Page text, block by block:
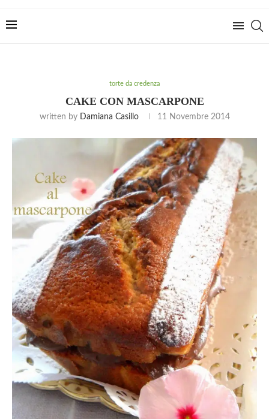
torte da credenza
CAKE CON MASCARPONE
written by Damiana Casillo 11 Novembre 2014